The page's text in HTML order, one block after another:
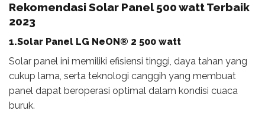
RekomendasiSolar Panel 500 watt Terbaik
2023
1.Solar Panel LG NeON® 2 500 watt
Solar panel ini memiliki efisiensi tinggi, daya tahan yang
cukup lama, serta teknologi canggih yang membuat
panel dapat beroperasi optimal dalam kondisi cuaca
buruk.